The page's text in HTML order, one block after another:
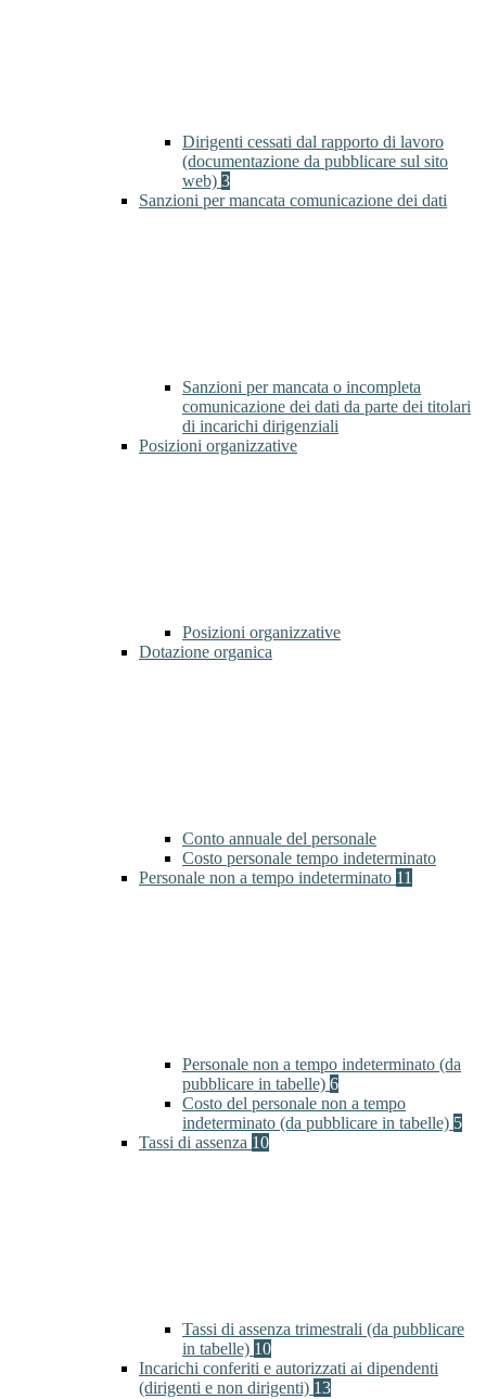
Dirigenti cessati dal rapporto di lavoro
(documentazione da pubblicare sul sito
web) 3
Sanzioni per mancata comunicazione dei dati
Sanzioni per mancata o incompleta
comunicazione dei dati da parte dei titolari
di incarichi dirigenziali
Posizioni organizzative
Posizioni organizzative
Dotazione organica
Conto annuale del personale
Costo personale tempo indeterminato
Personale non a tempo indeterminato 11
Personale non a tempo indeterminato (da
pubblicare in tabelle) 6
Costo del personale non a tempo
indeterminato (da pubblicare in tabelle) 5
Tassi di assenza 10
Tassi di assenza trimestrali (da pubblicare
in tabelle) 10
Incarichi conferiti e autorizzati ai dipendenti
(dirigenti e non dirigenti) 13